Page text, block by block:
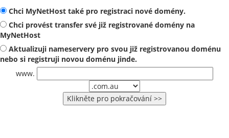
Chci MyNetHost také pro registraci nové domény.
Chci provést transfer své již registrované domény na
MyNetHost
Aktualizuji nameservery pro svou již registrovanou doménu
nebo si registruji novou doménu jinde.
www.